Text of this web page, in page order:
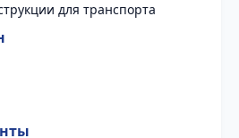
для транспорта